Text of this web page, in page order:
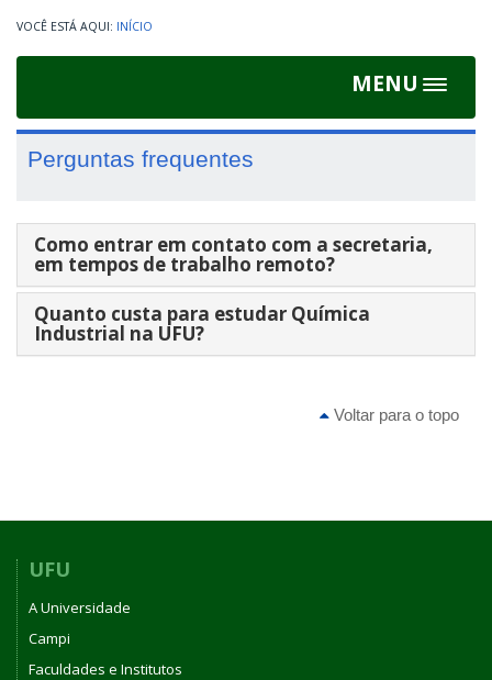
INÍCIO
MENU
Toggle
Perguntas frequentes
Como entrar em contato com a secretaria,
em tempos de trabalho remoto?
Quanto custa para estudar Química
Industrial na UFU?
Voltar para o topo
UFU
A Universidade
Campi
Faculdades e Institutos